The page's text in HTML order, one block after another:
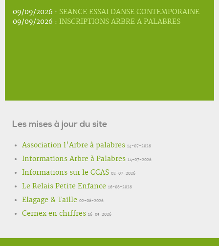
09/09/2026 : SEANCE ESSAI DANSE CONTEMPORAINE
09/09/2026 : INSCRIPTIONS ARBRE A PALABRES
Les mises à jour du site
Association l'Arbre à palabres 14-07-2026
Informations Arbre à Palabres 14-07-2026
Informations sur le CCAS 02-07-2026
Le Relais Petite Enfance 16-06-2026
Elagage & Taille 02-06-2026
Cernex en chiffres 16-05-2026